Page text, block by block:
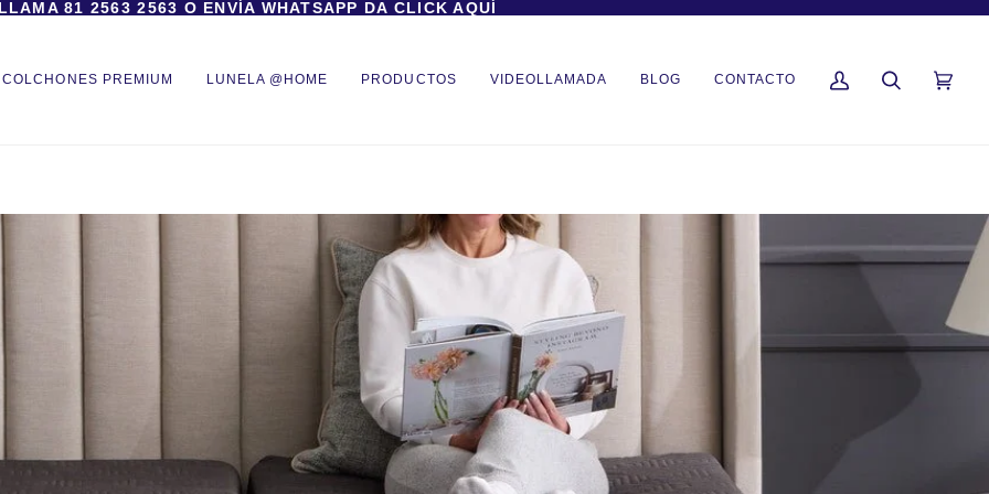
LLAMA81 2563 2563 O ENVÍA WHATSAPP DA CLICK AQUÍ
COLCHONES PREMIUM LUNELA @HOME PRODUCTOS VIDEOLLAMADA BLOG CONTACTO
Mi
BuscarCarrito